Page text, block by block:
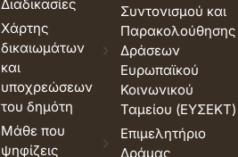
Διαδικασίες
Χάρτης
δικαιωμάτων
και
υποχρεώσεων
του δημότη
Μάθε που
ψηφίζεις
Συντονισμού και
Παρακολούθησης
Δράσεων
Ευρωπαϊκού
Κοινωνικού
Ταμείου (ΕΥΣΕΚΤ)
Επιμελητήριο
Δράμας